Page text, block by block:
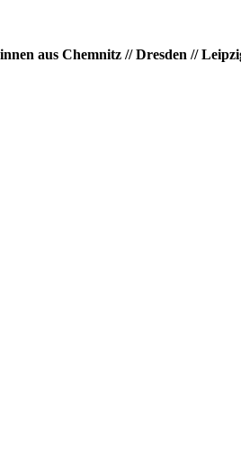
aus Chemnitz // Dresden //